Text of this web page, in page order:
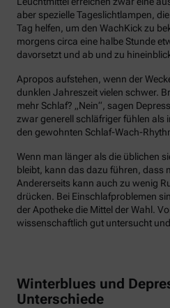
aber spezielle Tageslichtlampen,
Tag helfen, um den WachKick zu
morgens circa eine halbe Stunde
davorsetzt und ab und zu
Apropos aufstehen, wenn der
dunklen Jahreszeit vielen schwer.
mehr Schlaf? „Nein“, sagen
zwar generell schläfriger fühlen als
den gewohnten Schlaf-Wach-
Wenn man länger als die üblichen
bleibt, kann das dazu führen, dass
Andererseits kann auch zu wenig
drücken. Bei Einschlafproblemen
der Apotheke die Mittel der Wahl.
wissenschaftlich gut untersucht
Winterblues und
Unterschiede